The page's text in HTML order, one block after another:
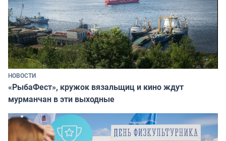
НОВОСТИ
«РыбаФест», кружок вязальщиц и кино ждут
мурманчан в эти выходные